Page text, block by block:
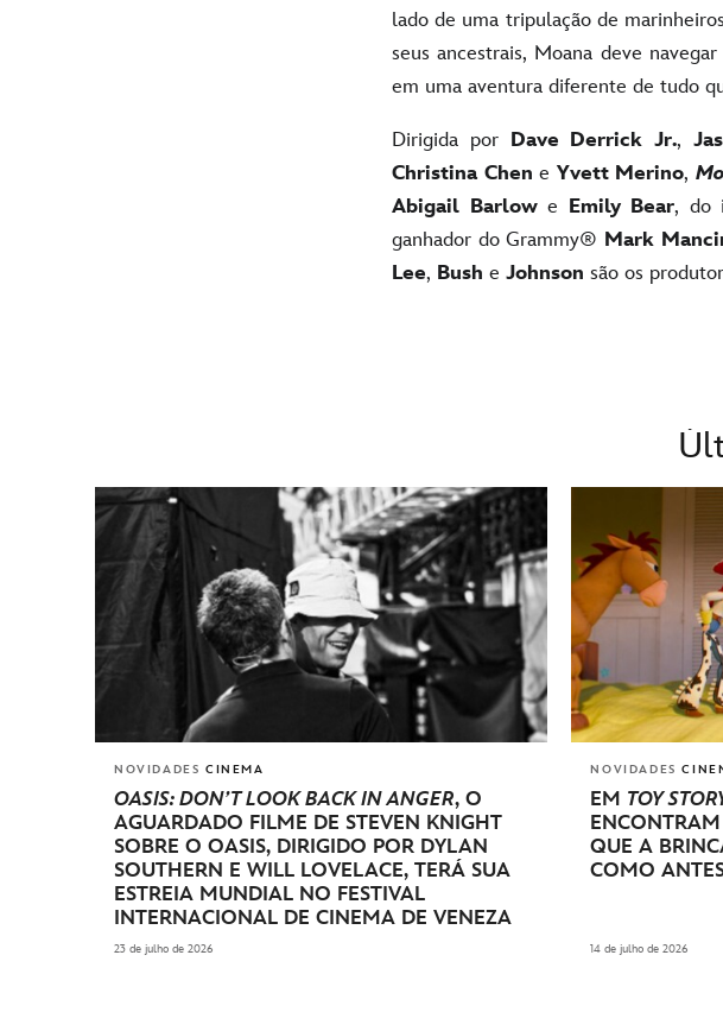
lado de uma tripulação de
seus ancestrais, Moana deve
em uma aventura diferente de tudo
Dirigida por Dave Derrick Jr.,
Christina Chen e Yvett Merino,
Abigail Barlowe Emily Bear, do
ganhador do Grammy® Mark
Lee, Bush e Johnson são os
NOVIDADES CINEMA
OASIS: DON’T LOOK BACK IN ANGER, O
AGUARDADO FILME DE STEVEN KNIGHT
SOBRE O OASIS, DIRIGIDO POR DYLAN
SOUTHERN E WILL LOVELACE, TERÁ SUA
ESTREIA MUNDIAL NO FESTIVAL
INTERNACIONAL DE CINEMA DE VENEZA
23 de julho de 2026
NOVIDADES
EM TOY
QUE A
COMO
14 de julho de 2026